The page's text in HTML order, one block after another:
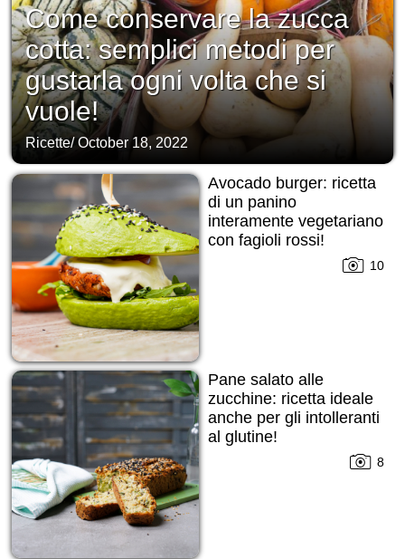
Come conservare la zucca
cotta: semplici metodi per
gustarla ogni volta che si
vuole!
Ricette/October 18, 2022
Avocado burger: ricetta
di un panino
interamente vegetariano
con fagioli rossi!
10
Pane salato alle
zucchine: ricetta ideale
anche per gli intolleranti
al glutine!
8